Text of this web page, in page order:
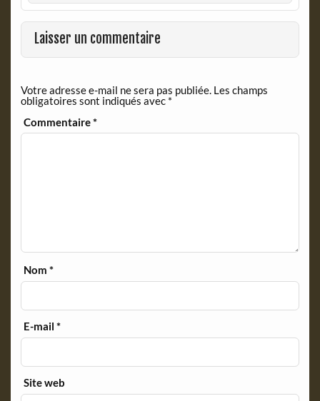
o
o
k
F
r
i
e
n
l
y
Laisser un commentaire
Votre adresse e-mail ne sera pas publiée. Les champs
obligatoires sont indiqués avec *
Commentaire*
Nom*
E-mail*
Site web